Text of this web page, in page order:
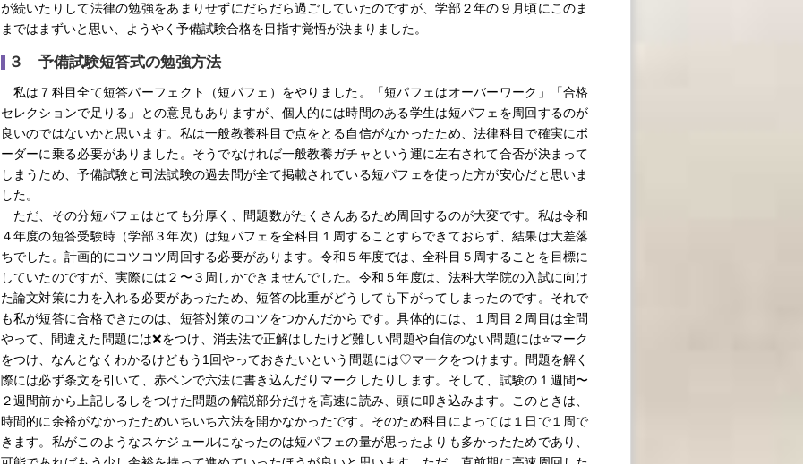
が続いたりして法律の勉強をあまりせずにだらだら過ごしていたのですが、学部２年の９月頃にこのま
まではまずいと思い、ようやく予備試験合格を目指す覚悟が決まりました。
３ 予備試験短答式の勉強方法
私は７科目全て短答パーフェクト（短パフェ）をやりました。「短パフェはオーバーワーク」「合格
セレクションで足りる」との意見もありますが、個人的には時間のある学生は短パフェを周回するのが
良いのではないかと思います。私は一般教養科目で点をとる自信がなかったため、法律科目で確実にボ
ーダーに乗る必要がありました。そうでなければ一般教養ガチャという運に左右されて合否が決まって
しまうため、予備試験と司法試験の過去問が全て掲載されている短パフェを使った方が安心だと思いま
した。
ただ、その分短パフェはとても分厚く、問題数がたくさんあるため周回するのが大変です。私は令和
４年度の短答受験時（学部３年次）は短パフェを全科目１周することすらできておらず、結果は大差落
ちでした。計画的にコツコツ周回する必要があります。令和５年度では、全科目５周することを目標に
していたのですが、実際には２〜３周しかできませんでした。令和５年度は、法科大学院の入試に向け
た論文対策に力を入れる必要があったため、短答の比重がどうしても下がってしまったのです。それで
も私が短答に合格できたのは、短答対策のコツをつかんだからです。具体的には、１周目２周目は全問
やって、間違えた問題には❌をつけ、消去法で正解はしたけど難しい問題や自信のない問題には⭐️マーク
をつけ、なんとなくわかるけどもう1回やっておきたいという問題には♡マークをつけます。問題を解く
際には必ず条文を引いて、赤ペンで六法に書き込んだりマークしたりします。そして、試験の１週間〜
２週間前から上記しるしをつけた問題の解説部分だけを高速に読み、頭に叩き込みます。このときは、
時間的に余裕がなかったためいちいち六法を開かなかったです。そのため科目によっては１日で１周で
きます。私がこのようなスケジュールになったのは短パフェの量が思ったよりも多かったためであり、